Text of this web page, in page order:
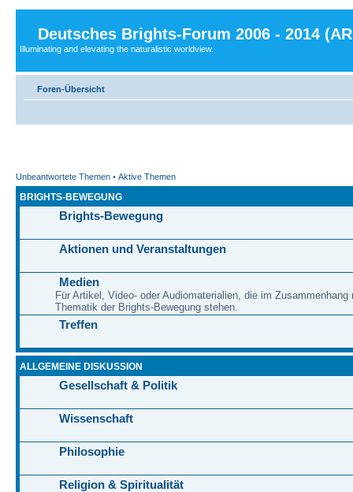
Deutsches Brights-Forum 2006 - 2014
Illuminating and elevating the naturalistic worldview.
Foren-Übersicht
Unbeantwortete Themen • Aktive Themen
BRIGHTS-BEWEGUNG
Brights-Bewegung
Aktionen und Veranstaltungen
Medien
Für Artikel, Video- oder Audiomaterialien, die im Zusammenhang
Thematik der Brights-Bewegung stehen.
Treffen
ALLGEMEINE DISKUSSION
Gesellschaft & Politik
Wissenschaft
Philosophie
Religion & Spiritualität